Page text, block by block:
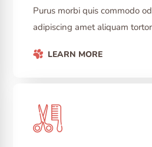
Purus morbi quis commodo
adipiscing amet aliquam
LEARN MORE